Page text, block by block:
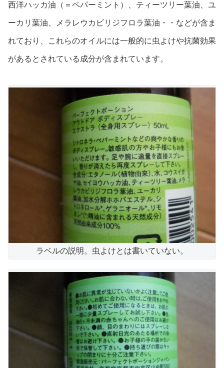
西洋ハッカ油（＝ペパーミント）、ティーツリー葉油、ユ
ーカリ葉油、メラレウカビリジフロラ葉油・・などが含ま
れており、これらのオイルには一般的に虫よけや抗菌効果
があるとされている成分が含まれています。
ラベルの説明。虫よけとは書いていない。